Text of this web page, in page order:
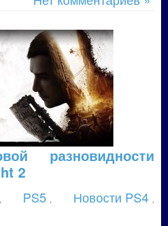
разновидности
2
PS5 Новости PS4